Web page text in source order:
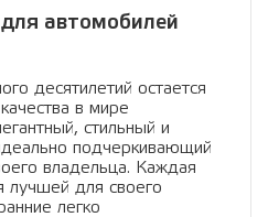
автомобилей
десятилетий остается
в мире
стильный и
подчеркивающий
владельца. Каждая
лучшей для своего
легко